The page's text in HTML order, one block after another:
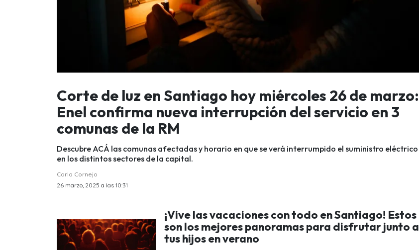
Corte de luz en Santiago hoy miércoles 26 de marzo:
Enel confirma nueva interrupción del servicio en 3
comunas de la RM
Descubre ACÁ las comunas afectadas y horario en que se verá interrumpido el suministro eléctrico
en los distintos sectores de la capital.
Carla Cornejo
26 marzo, 2025 a las 10:31
¡Vive las vacaciones con todo en Santiago! Estos
son los mejores panoramas para disfrutar junto a
tus hijos en verano